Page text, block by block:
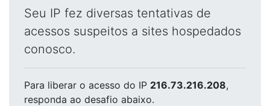
Seu IP fez diversas tentativas de
acessos suspeitos a sites hospedados
conosco.
Para liberar o acesso do IP 216.73.216.208,
responda ao desafio abaixo.